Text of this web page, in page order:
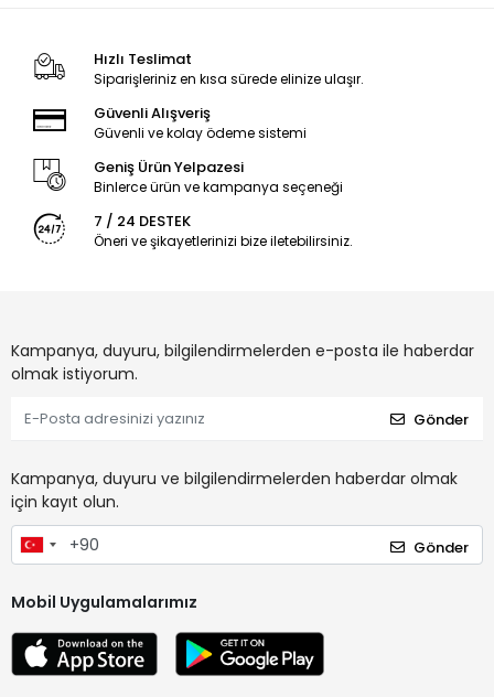
Hızlı Teslimat
Siparişleriniz en kısa sürede elinize ulaşır.
Güvenli Alışveriş
Güvenli ve kolay ödeme sistemi
Geniş Ürün Yelpazesi
Binlerce ürün ve kampanya seçeneği
7 / 24 DESTEK
Öneri ve şikayetlerinizi bize iletebilirsiniz.
Kampanya, duyuru, bilgilendirmelerden e-posta ile haberdar
olmak istiyorum.
Gönder
Kampanya, duyuru ve bilgilendirmelerden haberdar olmak
için kayıt olun.
Gönder
Mobil Uygulamalarımız